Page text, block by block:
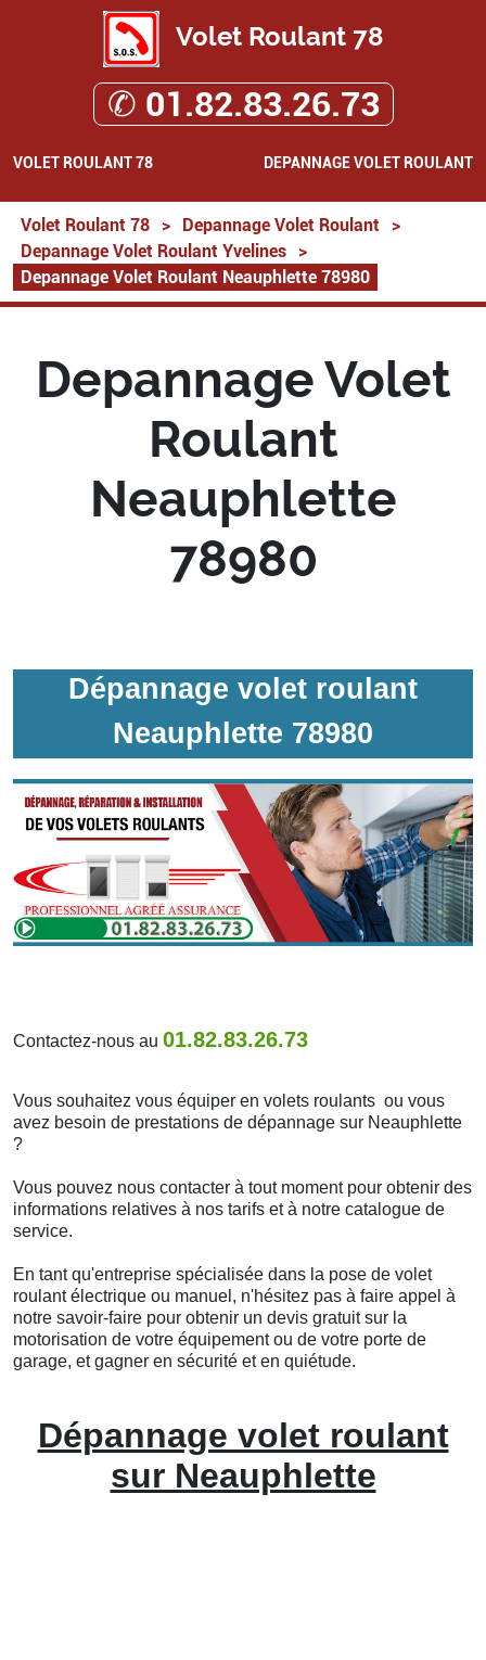
Volet Roulant 78
✆ 01.82.83.26.73
VOLET ROULANT 78 DEPANNAGE VOLET ROULANT
Volet Roulant 78 > Depannage Volet Roulant
>
Depannage Volet Roulant Yvelines
>
Depannage Volet Roulant Neauphlette 78980
Depannage Volet
Roulant
Neauphlette
78980
Dépannage volet roulant
Neauphlette 78980
Contactez-nous au 01.82.83.26.73
Vous souhaitez vous équiper en volets roulants ou vous
avez besoin de prestations de dépannage sur Neauphlette
?
Vous pouvez nous contacter à tout moment pour obtenir des
informations relatives à nos tarifs et à notre catalogue de
service.
En tant qu'entreprise spécialisée dans la pose de volet
roulant électrique ou manuel, n'hésitez pas à faire appel à
notre savoir-faire pour obtenir un devis gratuit sur la
motorisation de votre équipement ou de votre porte de
garage, et gagner en sécurité et en quiétude.
Dépannage volet roulant
sur Neauphlette